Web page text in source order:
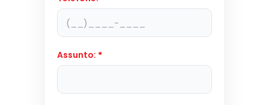
Assunto: *